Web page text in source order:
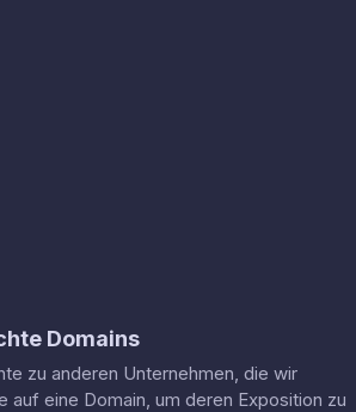
Domains
zu anderen Unternehmen, die wir
auf eine Domain, um deren Exposition zu